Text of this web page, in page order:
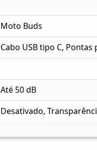
Moto Buds
Cabo USB tipo C,
Até 50 dB
Desativado,